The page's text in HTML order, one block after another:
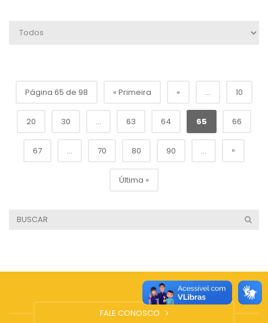
Página 65 de 98 « Primeira « ... 10
20 30 ... 63 64 65 66
67 ... 70 80 90 ... »
Última »
FALE CONOSCO